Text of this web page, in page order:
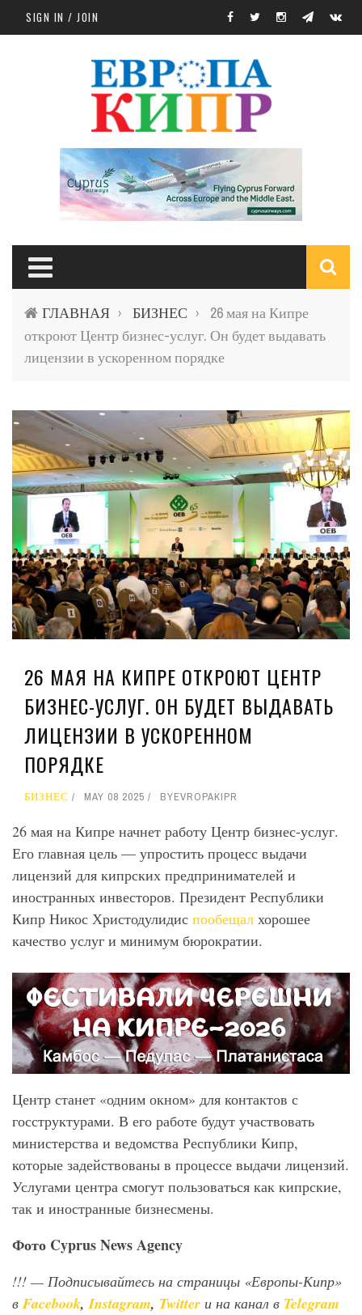
Skip to main content
SIGN IN / JOIN
ГЛАВНАЯ › БИЗНЕС ›
26 мая на Кипре
откроют Центр бизнес-услуг. Он будет выдавать
лицензии в ускоренном порядке
26 МАЯ НА КИПРЕ ОТКРОЮТ ЦЕНТР
БИЗНЕС-УСЛУГ. ОН БУДЕТ ВЫДАВАТЬ
ЛИЦЕНЗИИ В УСКОРЕННОМ
ПОРЯДКЕ
БИЗНЕС MAY 08 2025 BYEVROPAKIPR
26 мая на Кипре начнет работу Центр бизнес-услуг.
Его главная цель — упростить процесс выдачи
лицензий для кипрских предпринимателей и
иностранных инвесторов. Президент Республики
Кипр Никос Христодулидис пообещал хорошее
качество услуг и минимум бюрократии.
Центр станет «одним окном» для контактов с
госструктурами. В его работе будут участвовать
министерства и ведомства Республики Кипр,
которые задействованы в процессе выдачи лицензий.
Услугами центра смогут пользоваться как кипрские,
так и иностранные бизнесмены.
Фото CyprusNewsAgency
!!! — Подписывайтесь на страницы «Европы-Кипр»
вFacebook,Instagram, Twitter и на канал в Telegram